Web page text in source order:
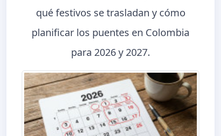
qué festivos se trasladan y cómo
planificar los puentes en Colombia
para 2026 y 2027.